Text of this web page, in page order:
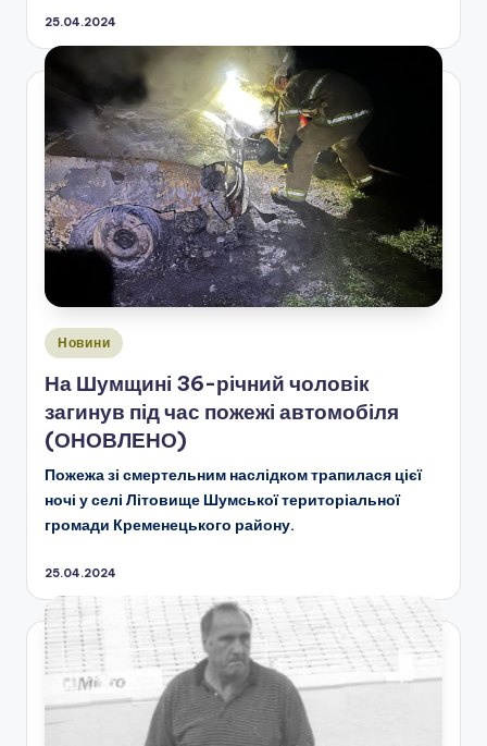
25.04.2024
Опубліковано
Новини
На Шумщині 36-річний чоловік
загинув під час пожежі автомобіля
(ОНОВЛЕНО)
Пожежа зі смертельним наслідком трапилася цієї
ночі у селі Літовище Шумської територіальної
громади Кременецького району.
25.04.2024